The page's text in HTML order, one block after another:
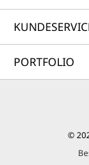
PORTFOLIO
©